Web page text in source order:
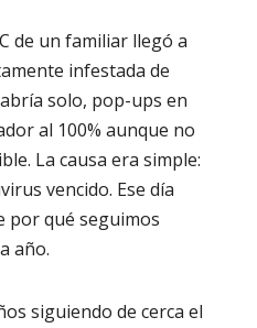
de un familiar llegó a
infestada de
solo, pop-ups en
al 100% aunque no
La causa era simple:
vencido. Ese día
por qué seguimos
año.
siguiendo de cerca el